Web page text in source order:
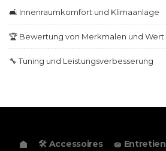
🛋️ Innenraumkomfort und Klimaanlage
🏆 Bewertung von Merkmalen und Wert
🔧 Tuning und Leistungsverbesserung
🛠️ Accessoires 🧽 Entretien